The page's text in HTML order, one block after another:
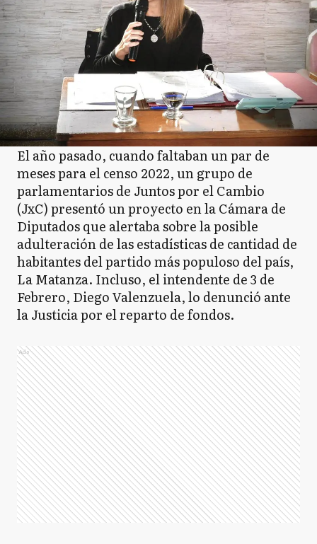
El año pasado, cuando faltaban un par de
meses para el censo 2022, un grupo de
parlamentarios de Juntos por el Cambio
(JxC) presentó un proyecto en la Cámara de
Diputados que alertaba sobre la posible
adulteración de las estadísticas de cantidad de
habitantes del partido más populoso del país,
La Matanza. Incluso, el intendente de 3 de
Febrero, Diego Valenzuela, lo denunció ante
la Justicia por el reparto de fondos.
Ads